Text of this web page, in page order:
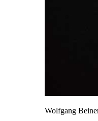
Wolfgang